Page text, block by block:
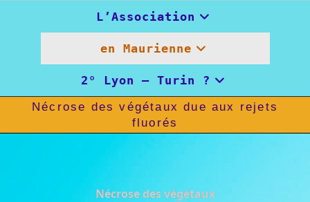
L’Association
en Maurienne
2° Lyon – Turin ?
Nécrose des végétaux due aux rejets
fluorés
Nécrose des végétaux